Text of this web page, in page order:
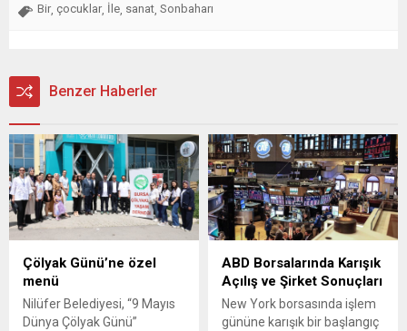
Bir çocuklar İle sanat Sonbaharı
Benzer Haberler
Çölyak Günü’ne özel
menü
Nilüfer Belediyesi, “9 Mayıs
Dünya Çölyak Günü”
ABD Borsalarında Karışık
Açılış ve Şirket Sonuçları
New York borsasında işlem
gününe karışık bir başlangıç